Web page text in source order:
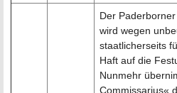
Der
wird wegen
staatlicherseits
Haft auf die
Nunmehr
Commissarius«